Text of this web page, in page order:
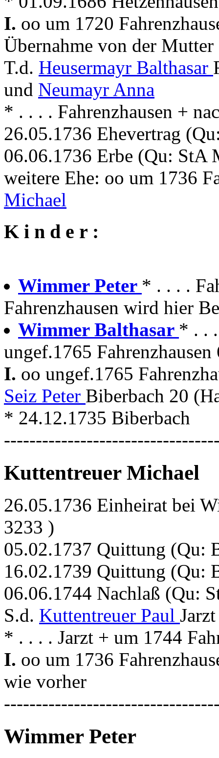
I. oo um 1720
Übernahme von der Mutter
T.d. Heusermayr Balthasar
und Neumayr Anna
* . . . . Fahrenzhausen +
26.05.1736 Ehevertrag
06.06.1736 Erbe (Qu: StA
weitere Ehe: oo um 1736
Michael
K i n d e r :
Wimmer Peter * . . . .
Fahrenzhausen wird hier
Wimmer Balthasar * . .
ungef.1765
I. oo ungef.1765
Seiz Peter Biberbach 20
* 24.12.1735 Biberbach
Kuttentreuer Michael
26.05.1736 Einheirat bei
3233 )
05.02.1737 Quittung (Qu:
16.02.1739 Quittung (Qu:
06.06.1744 Nachlaß (Qu:
S.d. Kuttentreuer Paul
* . . . . Jarzt + um 1744
I. oo um 1736
wie vorher
Wimmer Peter